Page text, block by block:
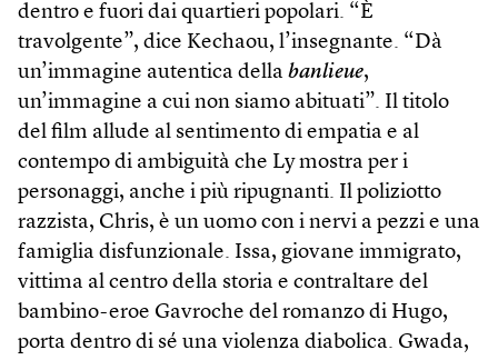
dentro e fuori dai quartieri popolari. “È
travolgente”, dice Kechaou, l’insegnante. “Dà
un’immagine autentica della banlieue,
un’immagine a cui non siamo abituati”. Il titolo
del film allude al sentimento di empatia e al
contempo di ambiguità che Ly mostra per i
personaggi, anche i più ripugnanti. Il poliziotto
razzista, Chris, è un uomo con i nervi a pezzi e una
famiglia disfunzionale. Issa, giovane immigrato,
vittima al centro della storia e contraltare del
bambino-eroe Gavroche del romanzo di Hugo,
porta dentro di sé una violenza diabolica. Gwada,